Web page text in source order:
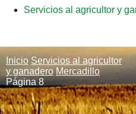
Servicios al agricultor y
Inicio Servicios al agricultor
y ganadero Mercadillo
Página 8